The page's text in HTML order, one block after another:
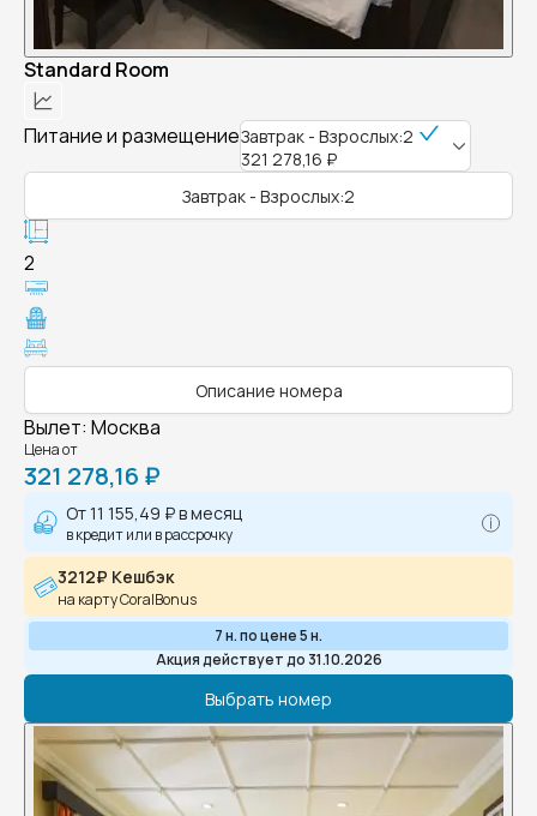
Standard Room
Питание и размещениеЗавтрак - Взрослых:2
321 278,16 ₽
Завтрак - Взрослых:2
2
Описание номера
Вылет: Москва
Цена от
321 278,16 ₽
От11 155,49 ₽в месяц
в кредит или в рассрочку
3212₽ Кешбэк
на карту CoralBonus
7 н. по цене 5 н.
Акция действует до 31.10.2026
Выбрать номер